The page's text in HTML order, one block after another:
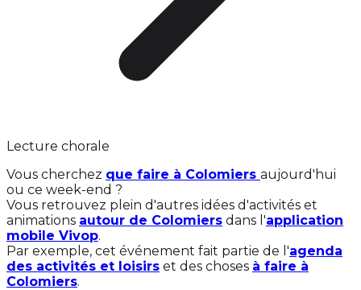
Lecture chorale
Vous cherchez que faire à Colomiers aujourd'hui
ou ce week-end ?
Vous retrouvez plein d'autres idées d'activités et
animations autour de Colomiers dans l'application
mobile Vivop.
Par exemple, cet événement fait partie de l'agenda
des activités et loisirs et des choses à faire à
Colomiers.